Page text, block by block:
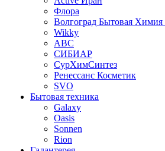
Флора
Волгоград Бытовая
Wikky
АВС
СИБИАР
СурХимСинтез
Ренессанс Косметик
SVO
Бытовая техника
Galaxy
Oasis
Sonnen
Rion